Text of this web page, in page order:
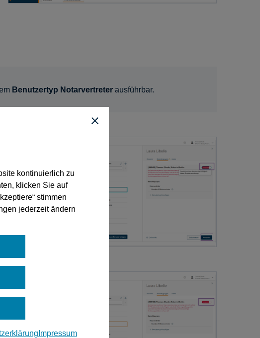
kontinuierlich zu
klicken Sie auf
stimmen
jederzeit ändern
Impressum
Benutzertyp Notarvertreter ausführbar.